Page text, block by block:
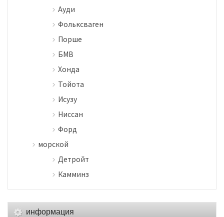
Ауди
Фольксваген
Порше
БМВ
Хонда
Тойота
Исузу
Ниссан
Форд
морской
Детройт
Камминз
информация